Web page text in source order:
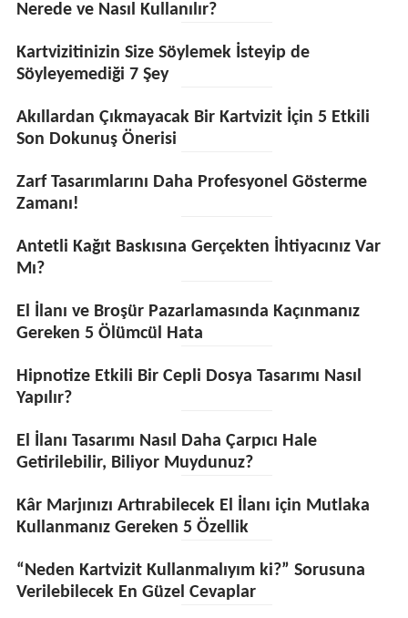
Nerede ve Nasıl Kullanılır?
Kartvizitinizin Size Söylemek İsteyip de
Söyleyemediği 7 Şey
Akıllardan Çıkmayacak Bir Kartvizit İçin 5 Etkili
Son Dokunuş Önerisi
Zarf Tasarımlarını Daha Profesyonel Gösterme
Zamanı!
Antetli Kağıt Baskısına Gerçekten İhtiyacınız Var
Mı?
El İlanı ve Broşür Pazarlamasında Kaçınmanız
Gereken 5 Ölümcül Hata
Hipnotize Etkili Bir Cepli Dosya Tasarımı Nasıl
Yapılır?
El İlanı Tasarımı Nasıl Daha Çarpıcı Hale
Getirilebilir, Biliyor Muydunuz?
Kâr Marjınızı Artırabilecek El İlanı için Mutlaka
Kullanmanız Gereken 5 Özellik
“Neden Kartvizit Kullanmalıyım ki?” Sorusuna
Verilebilecek En Güzel Cevaplar